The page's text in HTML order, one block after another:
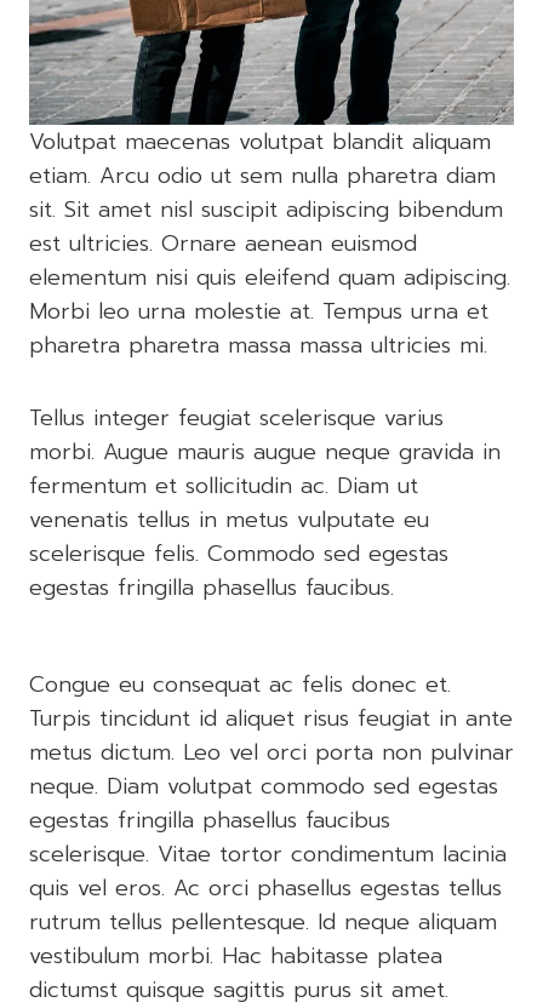
Volutpat maecenas volutpat blandit aliquam
etiam. Arcu odio ut sem nulla pharetra diam
sit. Sit amet nisl suscipit adipiscing bibendum
est ultricies. Ornare aenean euismod
elementum nisi quis eleifend quam adipiscing.
Morbi leo urna molestie at. Tempus urna et
pharetra pharetra massa massa ultricies mi.
Tellus integer feugiat scelerisque varius
morbi. Augue mauris augue neque gravida in
fermentum et sollicitudin ac. Diam ut
venenatis tellus in metus vulputate eu
scelerisque felis. Commodo sed egestas
egestas fringilla phasellus faucibus.
Congue eu consequat ac felis donec et.
Turpis tincidunt id aliquet risus feugiat in ante
metus dictum. Leo vel orci porta non pulvinar
neque. Diam volutpat commodo sed egestas
egestas fringilla phasellus faucibus
scelerisque. Vitae tortor condimentum lacinia
quis vel eros. Ac orci phasellus egestas tellus
rutrum tellus pellentesque. Id neque aliquam
vestibulum morbi. Hac habitasse platea
dictumst quisque sagittis purus sit amet.